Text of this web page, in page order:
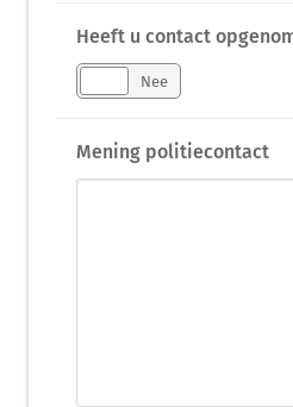
Heeft u contact
Nee
Mening politiecontact